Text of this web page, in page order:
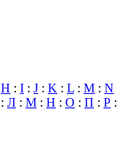
H : I : J : K : L : M : N
: Л : М : Н : О : П : Р :